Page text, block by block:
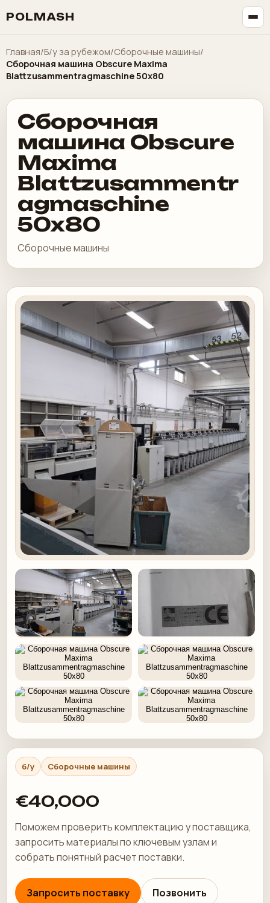
POLMASH
Главная/Б/у за рубежом/Сборочные машины/
Сборочная машина Obscure Maxima
Blattzusammentragmaschine 50x80
Сборочная
машина Obscure
Maxima
Blattzusammentr
agmaschine
50x80
Сборочные машины
б/у Сборочные машины
€40,000
Поможем проверить комплектацию у поставщика,
запросить материалы по ключевым узлам и
собрать понятный расчет поставки.
Запросить поставку Позвонить